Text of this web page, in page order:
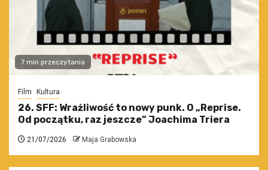
7 min przeczytania
Film Kultura
26. SFF: Wrażliwość to nowy punk. O „Reprise.
Od początku, raz jeszcze” Joachima Triera
21/07/2026 Maja Grabowska